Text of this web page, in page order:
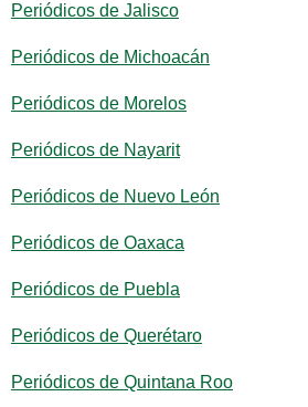
Periódicos de Jalisco
Periódicos de Michoacán
Periódicos de Morelos
Periódicos de Nayarit
Periódicos de Nuevo León
Periódicos de Oaxaca
Periódicos de Puebla
Periódicos de Querétaro
Periódicos de Quintana Roo